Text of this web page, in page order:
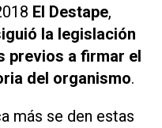
El Destape,
la legislación
previos a firmar el
del organismo.
más se den estas